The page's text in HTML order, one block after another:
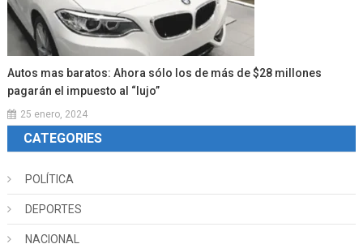
Autos mas baratos: Ahora sólo los de más de $28 millones
pagarán el impuesto al “lujo”
25 enero, 2024
CATEGORIES
POLÍTICA
DEPORTES
NACIONAL